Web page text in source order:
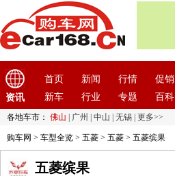
资讯
首页 新闻 行情
促销
新车
行业 专题 百科
各地车市： 佛山 广州 中山 无锡 更多>>
购车网 > 车型全览 > 五菱 > 五菱 > 五菱缤果
五菱缤果